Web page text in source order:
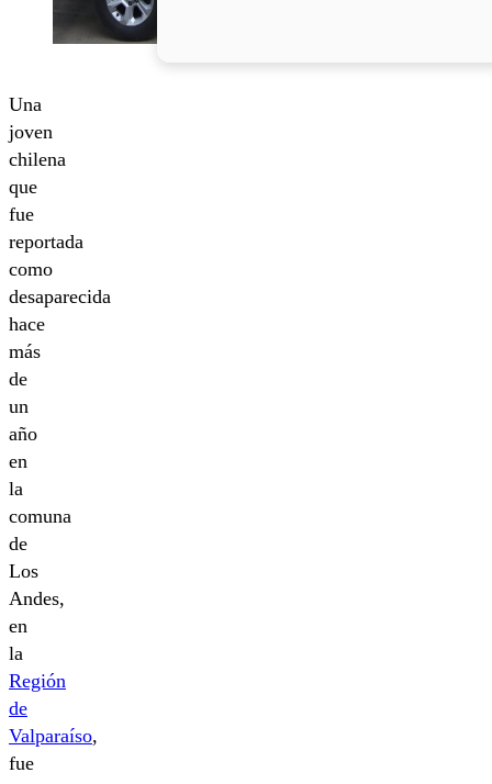
Una
joven
chilena
que
fue
reportada
como
desaparecida
hace
más
de
un
año
en
la
comuna
de
Los
Andes,
en
la
Región
de
Valparaíso,
fue